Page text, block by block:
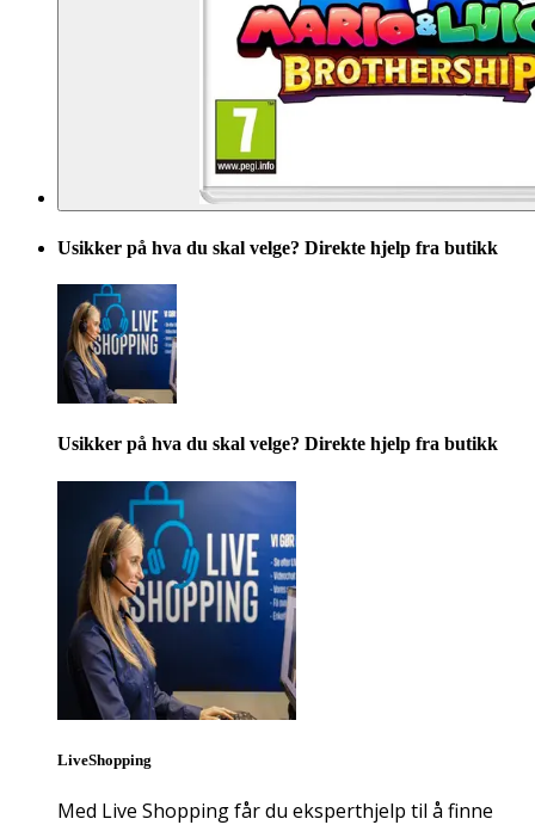
Usikker på hva du skal velge? Direkte hjelp fra butikk
Usikker på hva du skal velge? Direkte hjelp fra butikk
LiveShopping
Med Live Shopping får du eksperthjelp til å finne